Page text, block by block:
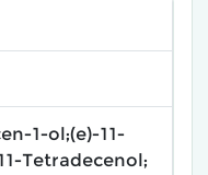
1-ol;(e)-11-
Tetradecenol;